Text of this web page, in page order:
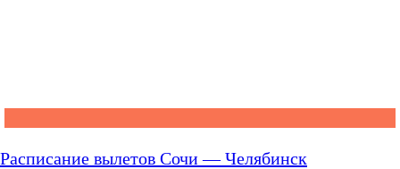
Расписание вылетов Сочи — Челябинск